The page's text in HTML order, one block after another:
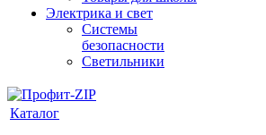
Электрика и свет
Системы
безопасности
Светильники
Каталог